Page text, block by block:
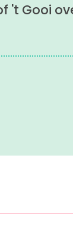
't Gooi
Pinterest